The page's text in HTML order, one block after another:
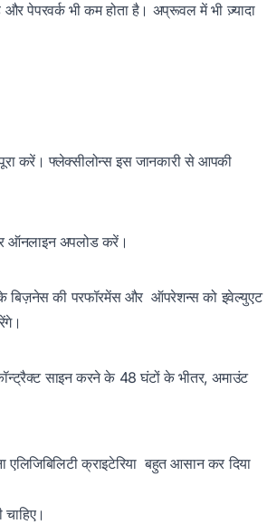
पेपरवर्क भी कम होता है। अप्रूवल में भी ज़्यादा
करें। फ्लेक्सीलोन्स इस जानकारी से आपकी
ऑनलाइन अपलोड करें।
की परफॉरमेंस और ऑपरेशन्स को इवेल्युएट
साइन करने के 48 घंटों के भीतर, अमाउंट
एलिजिबिलिटी क्राइटेरिया बहुत आसान कर दिया